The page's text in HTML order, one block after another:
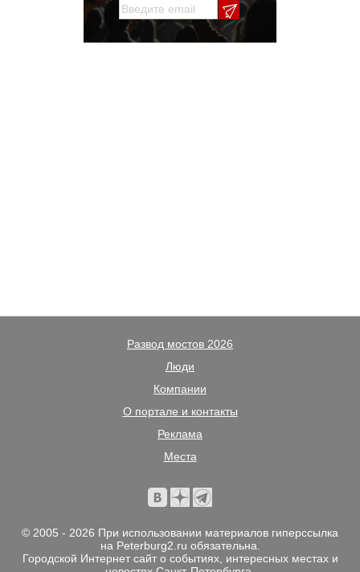
Развод мостов 2026
Люди
Компании
О портале и контакты
Реклама
Места
© 2005 - 2026 При использовании материалов гиперссылка
на Peterburg2.ru обязательна.
Городской Интернет сайт о событиях, интересных местах и